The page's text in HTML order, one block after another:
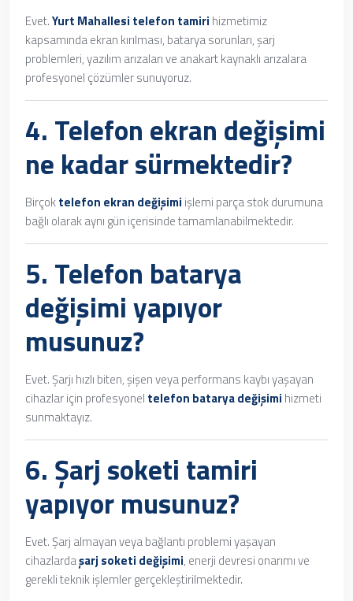
Evet.Yurt Mahallesi telefon tamiri hizmetimiz
kapsamında ekran kırılması, batarya sorunları, şarj
problemleri, yazılım arızaları ve anakart kaynaklı arızalara
profesyonel çözümler sunuyoruz.
4. Telefon ekran değişimi
ne kadar sürmektedir?
Birçoktelefon ekran değişimi işlemi parça stok durumuna
bağlı olarak aynı gün içerisinde tamamlanabilmektedir.
5. Telefon batarya
değişimiyapıyor
musunuz?
Evet. Şarjı hızlı biten, şişen veya performans kaybı yaşayan
cihazlar için profesyonel telefon batarya değişimi hizmeti
sunmaktayız.
6. Şarj soketi tamiri
yapıyor musunuz?
Evet. Şarj almayan veya bağlantı problemi yaşayan
cihazlardaşarj soketi değişimi, enerji devresi onarımı ve
gerekli teknik işlemler gerçekleştirilmektedir.